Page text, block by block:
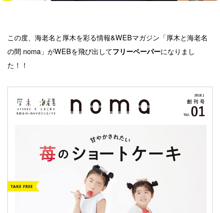
この度、海老名と厚木を彩る情報&WEBマガジン「厚木と海老名
の間 noma」がWEBを飛び出してフリーペーパーになりまし
た！！